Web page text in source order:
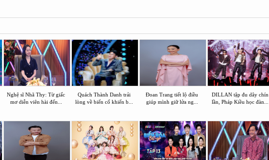
Nghệ sĩ Nhã Thy: Từ giấc
mơ diễn viên hài đến...
Quách Thành Danh trải
lòng về biến cố khiến b...
Đoan Trang tiết lộ điều
giúp mình giữ lửa ng...
DILLAN tập đu dây chín
lần, Pháp Kiều học đàn...